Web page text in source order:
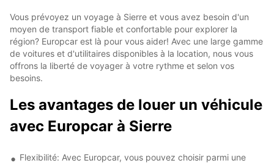
Vous prévoyez un voyage à Sierre et vous avez besoin d'un
moyen de transport fiable et confortable pour explorer la
région? Europcar est là pour vous aider! Avec une large gamme
de voitures et d'utilitaires disponibles à la location, nous vous
offrons la liberté de voyager à votre rythme et selon vos
besoins.
Les avantages de louer un véhicule
avec Europcar à Sierre
Flexibilité: Avec Europcar, vous pouvez choisir parmi une